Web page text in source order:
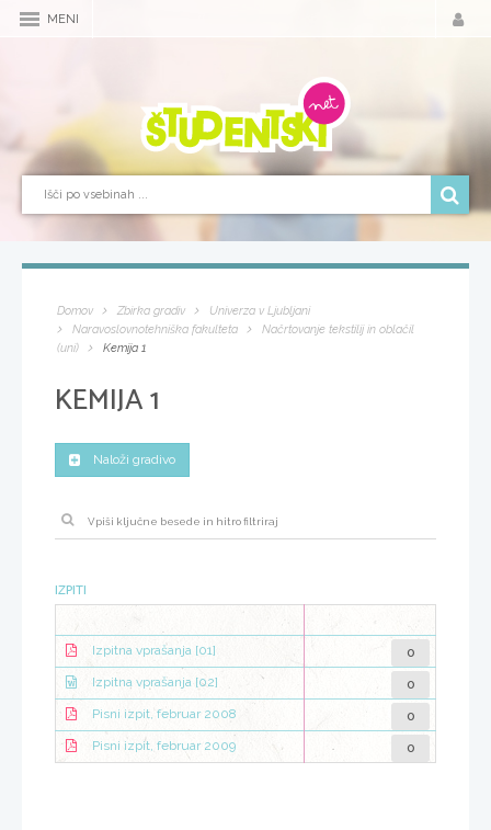
MENI
Domov Zbirka gradiv
Univerza v Ljubljani
Naravoslovnotehniška fakulteta
Načrtovanje tekstilij in oblačil
(uni)
Kemija 1
KEMIJA 1
Naloži gradivo
IZPITI
Izpitna vprašanja [01] 0
Izpitna vprašanja [02] 0
Pisni izpit, februar 2008 0
Pisni izpit, februar 2009 0